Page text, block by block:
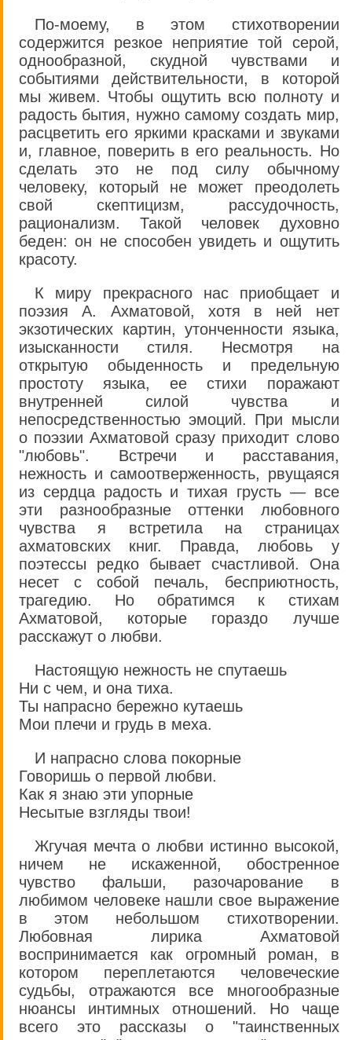
По-моему, в этом стихотворении
содержится резкое неприятие той серой,
однообразной, скудной чувствами и
событиями действительности, в которой
мы живем. Чтобы ощутить всю полноту и
радость бытия, нужно самому создать мир,
расцветить его яркими красками и звуками
и, главное, поверить в его реальность. Но
сделать это не под силу обычному
человеку, который не может преодолеть
свой скептицизм, рассудочность,
рационализм. Такой человек духовно
беден: он не способен увидеть и ощутить
красоту.
К миру прекрасного нас приобщает и
поэзия А. Ахматовой, хотя в ней нет
экзотических картин, утонченности языка,
изысканности стиля. Несмотря на
открытую обыденность и предельную
простоту языка, ее стихи поражают
внутренней силой чувства и
непосредственностью эмоций. При мысли
о поэзии Ахматовой сразу приходит слово
"любовь". Встречи и расставания,
нежность и самоотверженность, рвущаяся
из сердца радость и тихая грусть — все
эти разнообразные оттенки любовного
чувства я встретила на страницах
ахматовских книг. Правда, любовь у
поэтессы редко бывает счастливой. Она
несет с собой печаль, бесприютность,
трагедию. Но обратимся к стихам
Ахматовой, которые гораздо лучше
расскажут о любви.
Настоящую нежность не спутаешь
Ни с чем, и она тиха.
Ты напрасно бережно кутаешь
Мои плечи и грудь в меха.
И напрасно слова покорные
Говоришь о первой любви.
Как я знаю эти упорные
Несытые взгляды твои!
Жгучая мечта о любви истинно высокой,
ничем не искаженной, обостренное
чувство фальши, разочарование в
любимом человеке нашли свое выражение
в этом небольшом стихотворении.
Любовная лирика Ахматовой
воспринимается как огромный роман, в
котором переплетаются человеческие
судьбы, отражаются все многообразные
нюансы интимных отношений. Но чаще
всего это рассказы о "таинственных